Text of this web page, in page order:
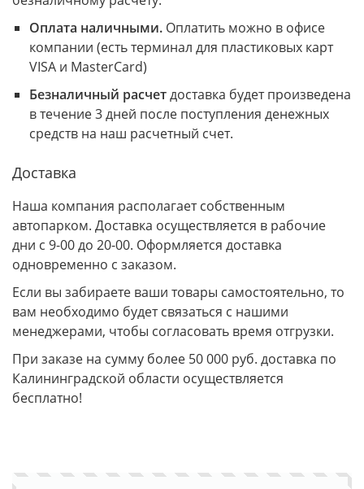
Оплата наличными. Оплатить можно в офисе
компании (есть терминал для пластиковых карт
VISA и MasterCard)
Безналичный расчетдоставка будет произведена
в течение 3 дней после поступления денежных
средств на наш расчетный счет.
Доставка
Наша компания располагает собственным
автопарком. Доставка осуществляется в рабочие
дни с 9-00 до 20-00. Оформляется доставка
одновременно с заказом.
Если вы забираете ваши товары самостоятельно, то
вам необходимо будет связаться с нашими
менеджерами, чтобы согласовать время отгрузки.
При заказе на сумму более 50 000 руб. доставка по
Калининградской области осуществляется
бесплатно!